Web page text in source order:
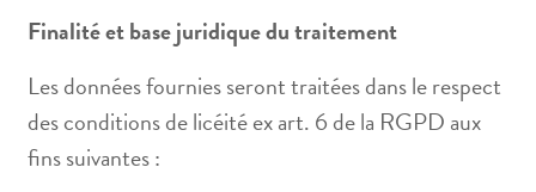
Finalité et base juridique du traitement
Les données fournies seront traitées dans le respect
des conditions de licéité ex art. 6 de la RGPD aux
fins suivantes :